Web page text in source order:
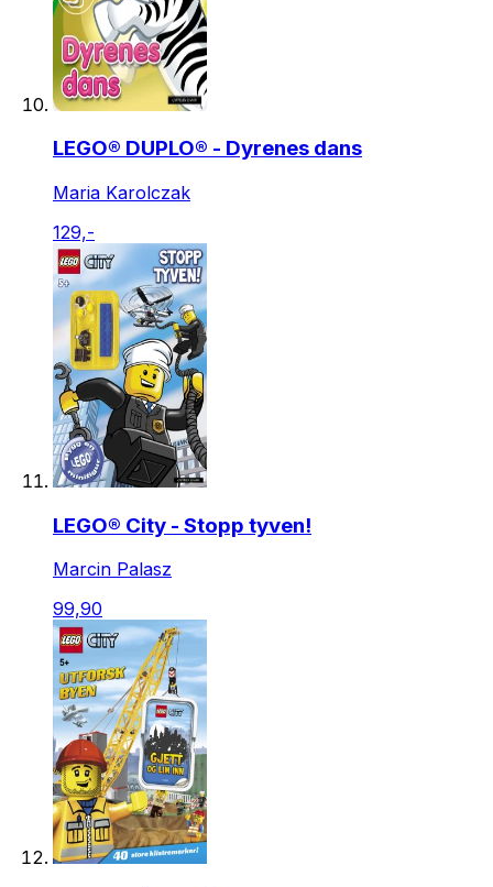
LEGO® DUPLO® - Dyrenes dans
Maria Karolczak
129,-
LEGO® City - Stopp tyven!
Marcin Palasz
99,90